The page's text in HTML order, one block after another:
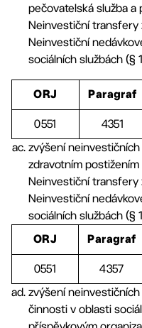
pečovatelská služba
Neinvestiční transfery
Neinvestiční
sociálních službách (§
ORJ Paragraf
0551 4351
zvýšení
zdravotním
Neinvestiční transfery
Neinvestiční
sociálních službách (§
ORJ Paragraf
0551 4357
zvýšení
činnosti v oblasti